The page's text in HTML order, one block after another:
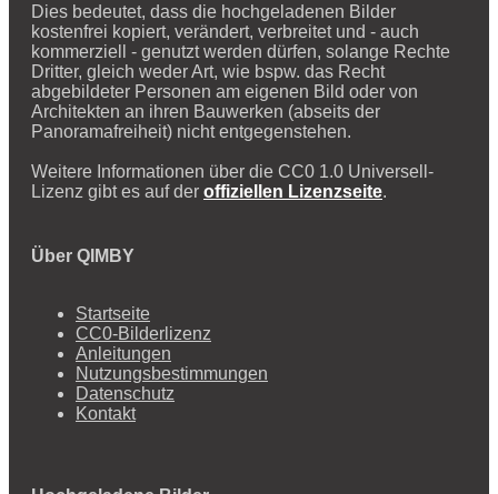
Dies bedeutet, dass die hochgeladenen Bilder
kostenfrei kopiert, verändert, verbreitet und - auch
kommerziell - genutzt werden dürfen, solange Rechte
Dritter, gleich weder Art, wie bspw. das Recht
abgebildeter Personen am eigenen Bild oder von
Architekten an ihren Bauwerken (abseits der
Panoramafreiheit) nicht entgegenstehen.
Weitere Informationen über die CC0 1.0 Universell-
Lizenz gibt es auf der offiziellen Lizenzseite.
Über QIMBY
Startseite
CC0-Bilderlizenz
Anleitungen
Nutzungsbestimmungen
Datenschutz
Kontakt